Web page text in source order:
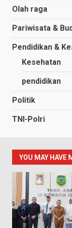
Olah raga
Pariwisata &
Pendidikan &
Kesehatan
pendidikan
Politik
TNI-Polri
YOU MAY HAVE